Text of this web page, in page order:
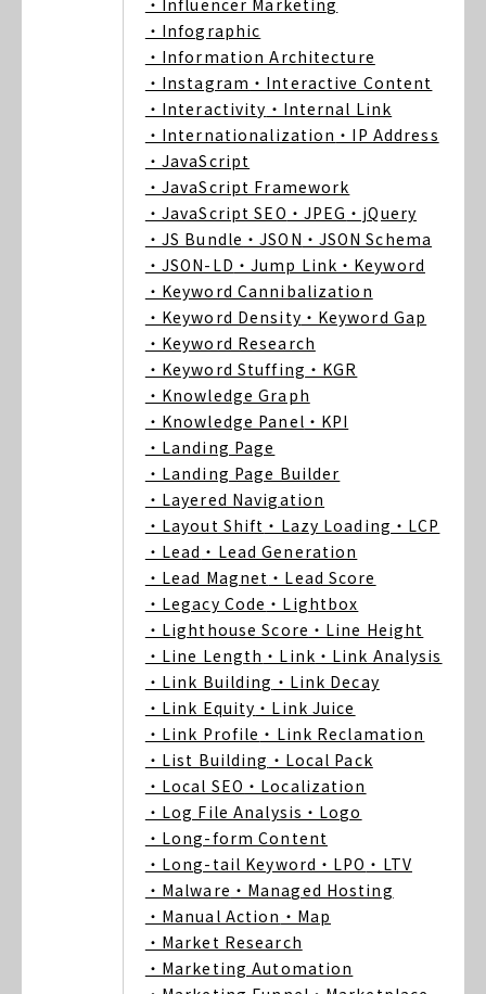
・Influencer Marketing
・Infographic
・Information Architecture
・Instagram ・Interactive Content
・Interactivity ・Internal Link
・Internationalization ・IP Address
・JavaScript
・JavaScript Framework
・JavaScript SEO ・JPEG ・jQuery
・JS Bundle ・JSON ・JSON Schema
・JSON-LD ・Jump Link ・Keyword
・Keyword Cannibalization
・Keyword Density ・Keyword Gap
・Keyword Research
・Keyword Stuffing ・KGR
・Knowledge Graph
・Knowledge Panel ・KPI
・Landing Page
・Landing Page Builder
・Layered Navigation
・Layout Shift ・Lazy Loading ・LCP
・Lead ・Lead Generation
・Lead Magnet ・Lead Score
・Legacy Code ・Lightbox
・Lighthouse Score ・Line Height
・Line Length ・Link ・Link Analysis
・Link Building ・Link Decay
・Link Equity ・Link Juice
・Link Profile ・Link Reclamation
・List Building ・Local Pack
・Local SEO ・Localization
・Log File Analysis ・Logo
・Long-form Content
・Long-tail Keyword ・LPO ・LTV
・Malware ・Managed Hosting
・Manual Action ・Map
・Market Research
・Marketing Automation